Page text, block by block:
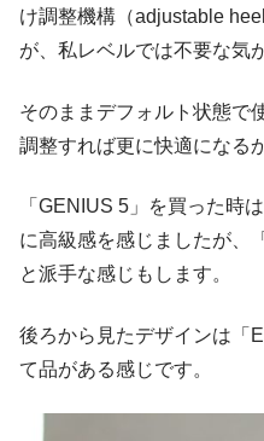
け調整機構（adjustable
が、私レベルでは不要な気
そのままデフォルト状態で
調整すれば更に快適になる
「GENIUS 5」を買った時
に高級感を感じましたが、
と派手な感じもします。
後ろから見たデザインは「
て品がある感じです。